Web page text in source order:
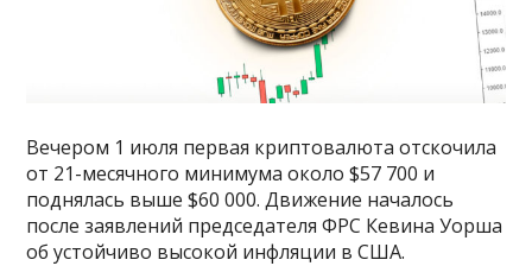
Вечером 1 июля первая криптовалюта отскочила
от 21-месячного минимума около $57 700 и
поднялась выше $60 000. Движение началось
после заявлений председателя ФРС Кевина Уорша
об устойчиво высокой инфляции в США.